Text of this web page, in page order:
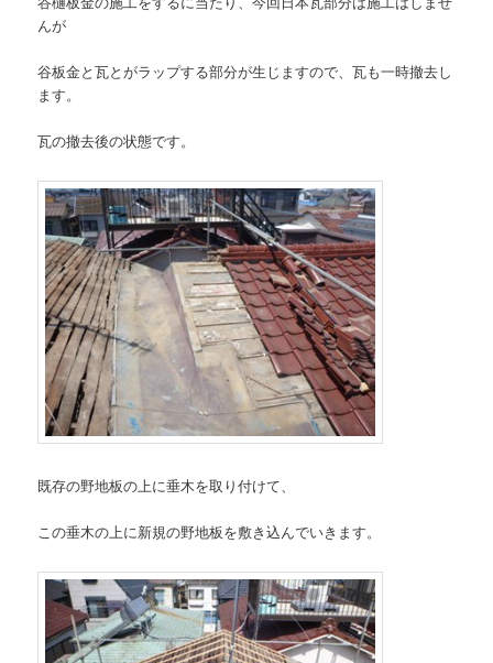
んが
谷板金と瓦とがラップする部分が生じますので、瓦も一時撤去し
ます。
瓦の撤去後の状態です。
既存の野地板の上に垂木を取り付けて、
この垂木の上に新規の野地板を敷き込んでいきます。